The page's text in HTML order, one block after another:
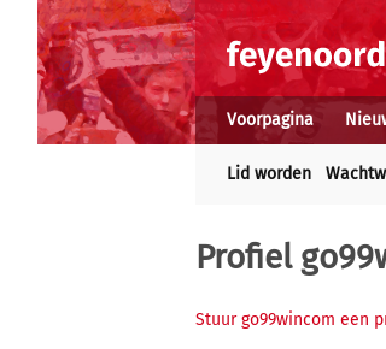
Voorpagina
Lid worden
Profiel
Stuur go99wincom een